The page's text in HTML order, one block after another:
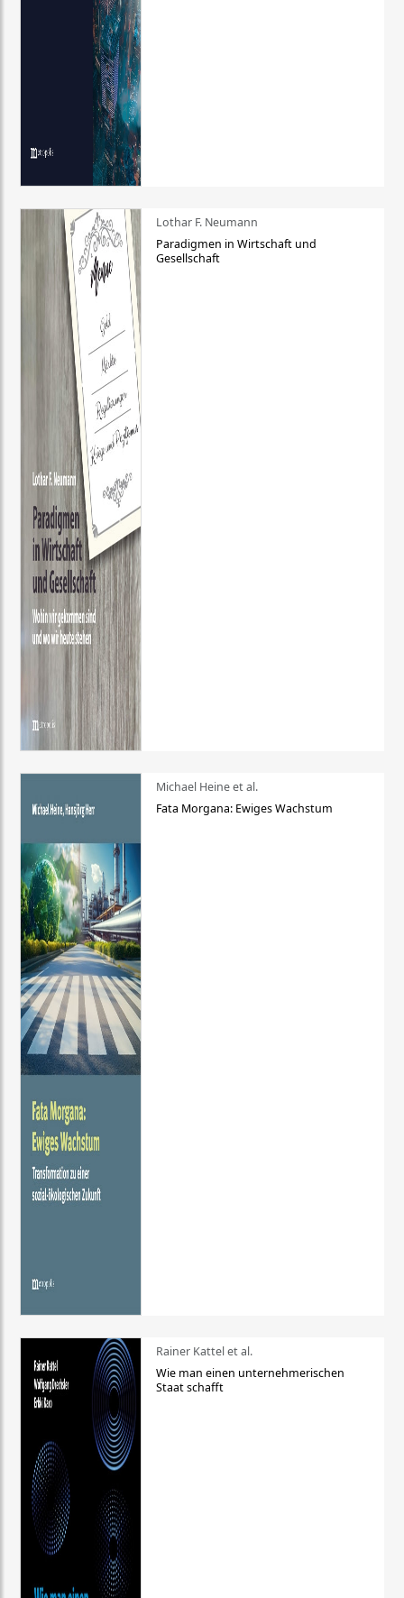
Lothar F. Neumann
Paradigmen in Wirtschaft und
Gesellschaft
Michael Heine et al.
Fata Morgana: Ewiges Wachstum
Rainer Kattel et al.
Wie man einen unternehmerischen
Staat schafft